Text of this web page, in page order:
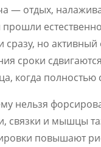
— отдых,
сразу, но
сроки
когда полностью
нельзя
связки и мышцы
повышают